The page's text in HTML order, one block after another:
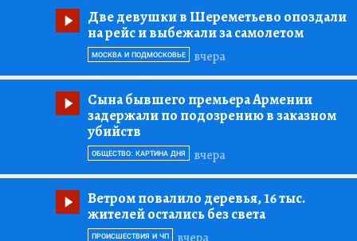
Две девушки в Шереметьево опоздали
на рейс и выбежали за самолетом
вчера
МОСКВА И ПОДМОСКОВЬЕ
Сына бывшего премьера Армении
задержали по подозрению в заказном
убийств
вчера
ОБЩЕСТВО: КАРТИНА ДНЯ
Ветром повалило деревья, 16 тыс.
жителей остались без света
вчера
ПРОИСШЕСТВИЯ И ЧП